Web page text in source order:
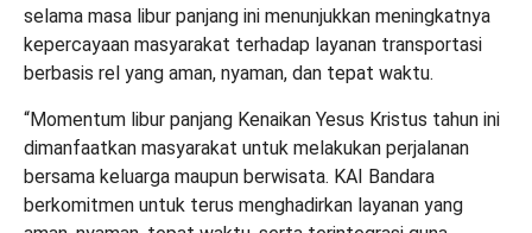
selama masa libur panjang ini menunjukkan meningkatnya
kepercayaan masyarakat terhadap layanan transportasi
berbasis rel yang aman, nyaman, dan tepat waktu.
“Momentum libur panjang Kenaikan Yesus Kristus tahun ini
dimanfaatkan masyarakat untuk melakukan perjalanan
bersama keluarga maupun berwisata. KAI Bandara
berkomitmen untuk terus menghadirkan layanan yang